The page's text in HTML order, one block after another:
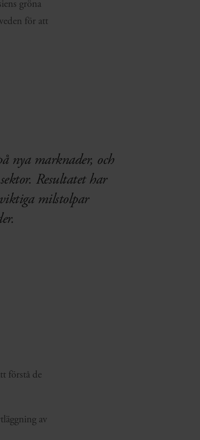
gröna
för att
nya marknader, och
Resultatet har
milstolpar
förstå de
av